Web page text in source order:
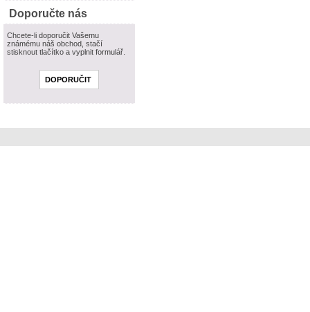
Doporučte nás
Chcete-li doporučit Vašemu
známému náš obchod, stačí
stisknout tlačítko a vyplnit formulář.